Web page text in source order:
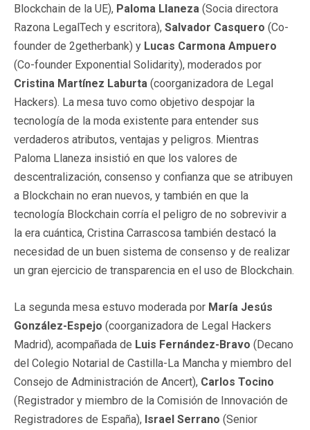
Blockchain de la UE), Paloma Llaneza (Socia directora
Razona LegalTech y escritora), Salvador Casquero (Co-
founder de 2getherbank) y Lucas Carmona Ampuero
(Co-founder Exponential Solidarity), moderados por
Cristina Martínez Laburta (coorganizadora de Legal
Hackers). La mesa tuvo como objetivo despojar la
tecnología de la moda existente para entender sus
verdaderos atributos, ventajas y peligros. Mientras
Paloma Llaneza insistió en que los valores de
descentralización, consenso y confianza que se atribuyen
a Blockchain no eran nuevos, y también en que la
tecnología Blockchain corría el peligro de no sobrevivir a
la era cuántica, Cristina Carrascosa también destacó la
necesidad de un buen sistema de consenso y de realizar
un gran ejercicio de transparencia en el uso de Blockchain.
La segunda mesa estuvo moderada por María Jesús
González-Espejo (coorganizadora de Legal Hackers
Madrid), acompañada de Luis Fernández-Bravo (Decano
del Colegio Notarial de Castilla-La Mancha y miembro del
Consejo de Administración de Ancert), Carlos Tocino
(Registrador y miembro de la Comisión de Innovación de
Registradores de España), Israel Serrano (Senior